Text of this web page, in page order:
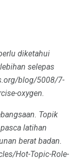
diketahui
selepas
blog/5008/7-
oxygen.
Topik
latihan
berat badan.
Hot-Topic-Role-